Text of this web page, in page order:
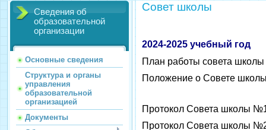
Сведения об
образовательной
организации
Основные сведения
Структура и органы
управления
образовательной
организацией
Документы
Совет школы
2024-2025 учебный год
План работы совета
Положение о Совете
Протокол Совета школы
Протокол Совета школы